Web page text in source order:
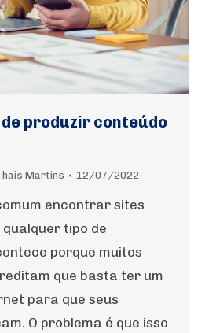
produzir conteúdo
Martins 12/07/2022
encontrar sites
qualquer tipo de
porque muitos
que basta ter um
para que seus
O problema é que isso